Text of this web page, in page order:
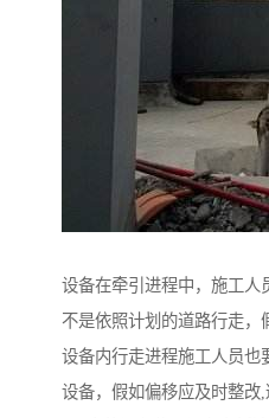
设备在牵引进程中，施工人
不是依照计划的道路行走，
设备内行走进程施工人员也
设备，假如偏移应及时整改,